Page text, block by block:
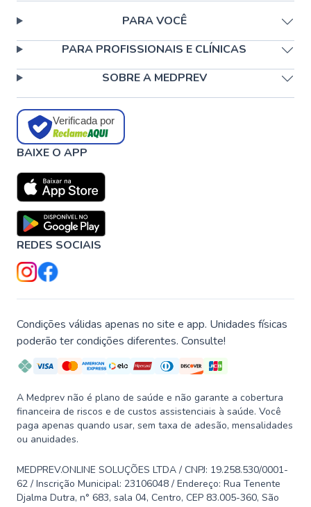
PARA VOCÊ
PARA PROFISSIONAIS E CLÍNICAS
SOBRE A MEDPREV
Verificada por
BAIXE O APP
REDES SOCIAIS
Condições válidas apenas no site e app. Unidades físicas
poderão ter condições diferentes. Consulte!
A Medprev não é plano de saúde e não garante a cobertura
financeira de riscos e de custos assistenciais à saúde. Você
paga apenas quando usar, sem taxa de adesão, mensalidades
ou anuidades.
MEDPREV.ONLINE SOLUÇÕES LTDA / CNPJ: 19.258.530/0001-
62 / Inscrição Municipal: 23106048 / Endereço: Rua Tenente
Djalma Dutra, n° 683, sala 04, Centro, CEP 83.005-360, São